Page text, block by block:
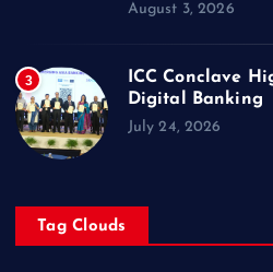
August 3, 2026
3
ICC Conclave
Digital Banking
July 24, 2026
Tag Clouds